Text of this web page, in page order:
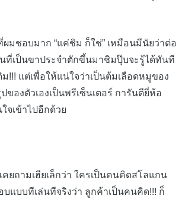
อบมาก “แค่ชิม ก็ใช่” เหมือนมีนัยว่าต่อ
นที่เป็นขาประจำตักขึ้นมาชิมปุ๊บจะรู้ได้ทันที
!!! แต่เพื่อให้แน่ใจว่าเป็นต้มเลือดหมูของ
ปของตัวเองเป็นพรีเซ็นเตอร์ การันตียี่ห้อ
จเข้าไปอีกด้วย
คยถามเฮียเล็กว่า ใครเป็นคนคิดสโลแกน
บแบบทีเล่นทีจริงว่า ลูกค้าเป็นคนคิด!!! ก็